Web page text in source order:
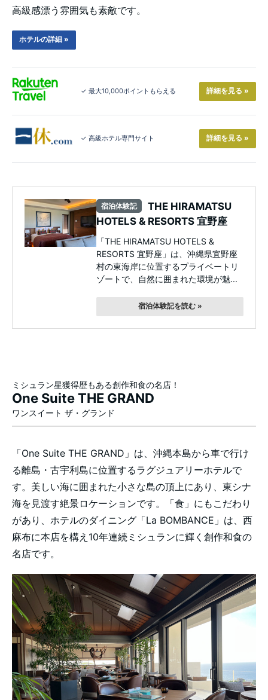
高級感漂う雰囲気も素敵です。
ホテルの詳細 »
✓ 最大10,000ポイントもらえる 詳細を見る »
✓ 高級ホテル専門サイト 詳細を見る »
宿泊体験記
THE HIRAMATSU
HOTELS & RESORTS 宜野座
「THE HIRAMATSU HOTELS &
RESORTS 宜野座」は、沖縄県宜野座
村の東海岸に位置するプライベートリ
ゾートで、自然に囲まれた環境が魅...
宿泊体験記を読む »
ミシュラン星獲得歴もある創作和食の名店！
One Suite THE GRAND
ワンスイート ザ・グランド
「One Suite THE GRAND」は、沖縄本島から車で行け
る離島・古宇利島に位置するラグジュアリーホテルで
す。美しい海に囲まれた小さな島の頂上にあり、東シナ
海を見渡す絶景ロケーションです。「食」にもこだわり
があり、ホテルのダイニング「La BOMBANCE」は、西
麻布に本店を構え10年連続ミシュランに輝く創作和食の
名店です。